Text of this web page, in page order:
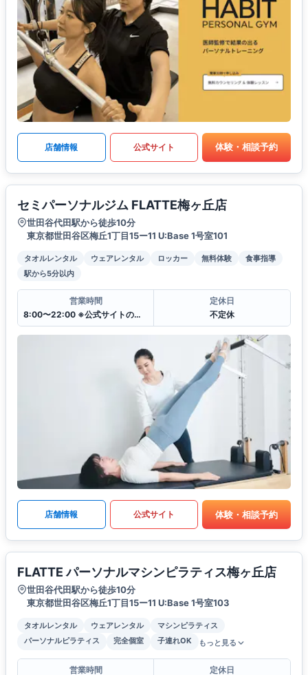
店舗情報 公式サイト 体験・相談予約
セミパーソナルジム FLATTE梅ヶ丘店
世田谷代田駅から徒歩10分
東京都世田谷区梅丘1丁目15ー11 U:Base 1号室101
タオルレンタル ウェアレンタル ロッカー 無料体験
食事指導
駅から5分以内
営業時間
8:00〜22:00 ※公式サイトのレッスンスケジュール表をご参照下さい
定休日
不定休
店舗情報 公式サイト 体験・相談予約
FLATTE パーソナルマシンピラティス梅ヶ丘店
世田谷代田駅から徒歩10分
東京都世田谷区梅丘1丁目15ー11 U:Base 1号室103
タオルレンタル ウェアレンタル
マシンピラティス
パーソナルピラティス
完全個室 子連れOK もっと見る
営業時間 定休日